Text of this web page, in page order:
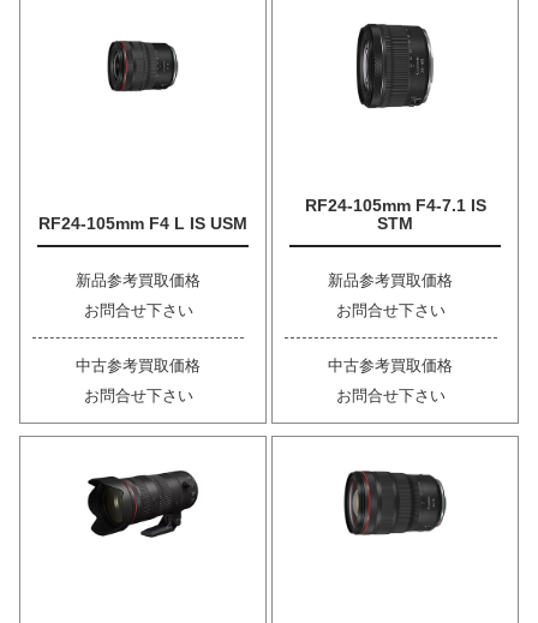
RF24-105mm F4 L IS USM
新品参考買取価格
お問合せ下さい
中古参考買取価格
お問合せ下さい
RF24-105mm F4-7.1 IS
STM
新品参考買取価格
お問合せ下さい
中古参考買取価格
お問合せ下さい